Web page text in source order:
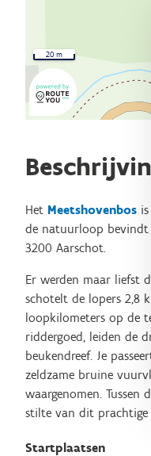
20 m
Het Meetshovenbos
de natuurloop bevindt
3200 Aarschot.
Er werden maar liefst
schotelt de lopers 2,8
loopkilometers op de
riddergoed, leiden de
beukendreef. Je
zeldzame bruine
waargenomen. Tussen
stilte van dit prachtige
Startplaatsen